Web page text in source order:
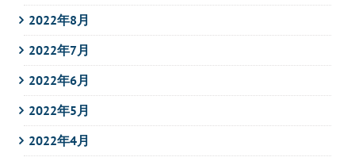
2022年8月
2022年7月
2022年6月
2022年5月
2022年4月